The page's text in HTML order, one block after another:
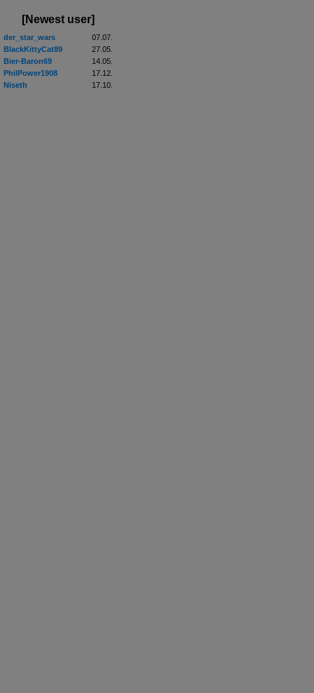
[Newest user]
der_star_wars
07.07.
BlackKittyCat89
27.05.
Bier-Baron69
14.05.
PhilPower1908
17.12.
Niseth
17.10.